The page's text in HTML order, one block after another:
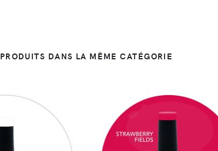
PRODUITS DANS LA MÊME CATÉGORIE